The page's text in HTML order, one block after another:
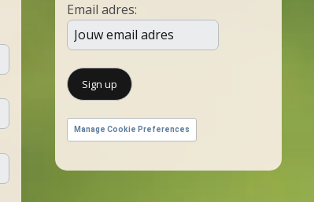
Email adres:
Manage Cookie Preferences